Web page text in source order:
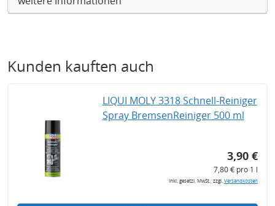
Kunden kauften auch
LIQUI MOLY 3318 Schnell-Reiniger
Spray BremsenReiniger 500 ml
3,90 €
7,80 € pro 1 l
inkl. gesetzl. MwSt., zzgl.Versandkosten